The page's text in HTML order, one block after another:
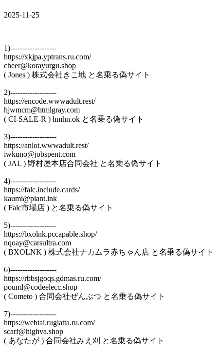
2025-11-25
1)-------------------
https://xkjpa.yptrans.ru.com/
cheer@korayurgu.shop
( Jones ) 株式会社きこ地 と名乗る偽サイト
2)-------------------
https://encode.wwwadult.rest/
hjwmcm@htmlgray.com
( CI-SALE-R ) hmhn.ok と名乗る偽サイト
3)-------------------
https://anlot.wwwadult.rest/
iwkuno@jobspent.com
( JAL ) 野村屋本店合同会社 と名乗る偽サイト
4)-------------------
https://falc.include.cards/
kaumi@piant.ink
( Falc市場店 ) と名乗る偽サイト
5)-------------------
https://bxolnk.pccapable.shop/
nqoay@carsultra.com
( BXOLNK ) 株式会社ナカムラ赤ちゃん店 と名乗る偽サイト
6)-------------------
https://rbbsjgoqs.gdmas.ru.com/
pound@codeelecc.shop
( Cometo ) 合同会社ぜんぶつ と名乗る偽サイト
7)-------------------
https://webtai.rugiatta.ru.com/
scarf@highva.shop
( あなたが ) 合同会社みえ刈 と名乗る偽サイト